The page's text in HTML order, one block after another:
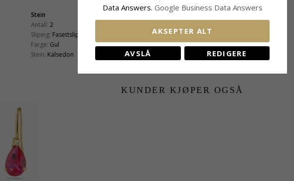
Stein
Antall: 2
Sliping: Fasettslipt
Farge: Gul
Stein: Kalsedon
Bredde: 9,0 mm
KUNDER KJØPER OGSÅ
Data Answers. Google Business Data Answers
AKSEPTER ALT
AVSLÅ REDIGERE